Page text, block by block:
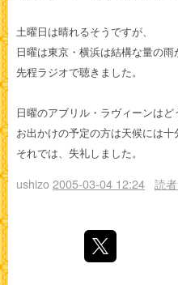
土曜日は晴れるそうですが、
日曜は東京・横浜は結構な量の雨
先程ラジオで聴きました。
日曜のアブリル・ラヴィーンはど
お出かけの予定の方は天候には十
それでは、失礼しました。
ushizo2005-03-04 12:24 読